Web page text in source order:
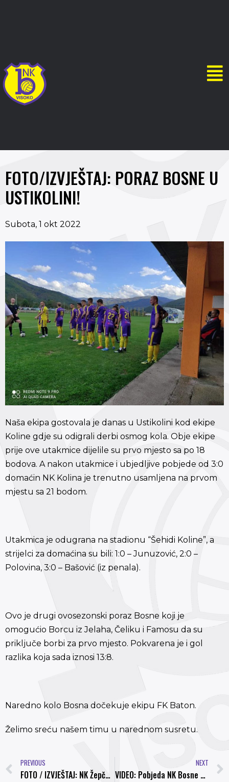
FOTO/IZVJEŠTAJ: PORAZ BOSNE U
USTIKOLINI!
Subota, 1 okt 2022
Naša ekipa gostovala je danas u Ustikolini kod ekipe
Koline gdje su odigrali derbi osmog kola. Obje ekipe
prije ove utakmice dijelile su prvo mjesto sa po 18
bodova. A nakon utakmice i ubjedljive pobjede od 3:0
domaćin NK Kolina je trenutno usamljena na prvom
mjestu sa 21 bodom.
Utakmica je odugrana na stadionu “Šehidi Koline”, a
strijelci za domaćina su bili: 1:0 – Junuzović, 2:0 –
Polovina, 3:0 – Bašović (iz penala).
Ovo je drugi ovosezonski poraz Bosne koji je
omogućio Borcu iz Jelaha, Čeliku i Famosu da su
priključe borbi za prvo mjesto. Pokvarena je i gol
razlika koja sada iznosi 13:8.
Naredno kolo Bosna dočekuje ekipu FK Baton.
Želimo sreću našem timu u narednom susretu.
PREVIOUS
FOTO / IZVJEŠTAJ: NK Žepče 1-2 NK Bosna
NEXT
VIDEO: Pobjeda NK Bosne protiv FK Batona 4-1